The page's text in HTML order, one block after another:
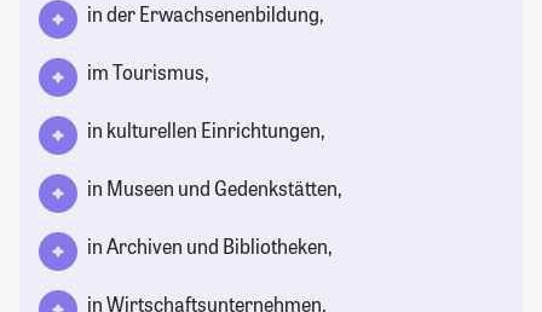
in der Erwachsenenbildung,
im Tourismus,
in kulturellen Einrichtungen,
in Museen und Gedenkstätten,
in Archiven und Bibliotheken,
in Wirtschaftsunternehmen.